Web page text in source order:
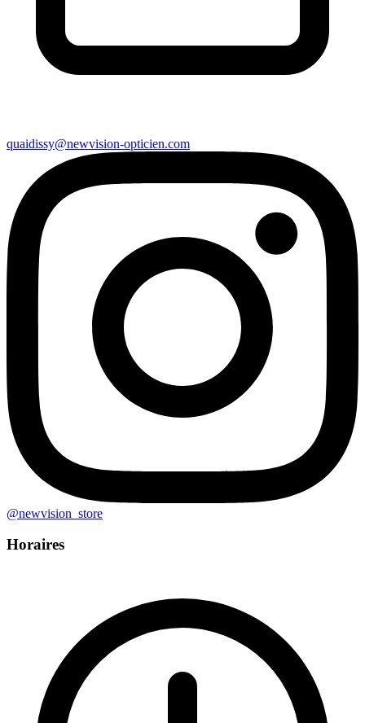
quaidissy@newvision-opticien.com
@newvision_store
Horaires